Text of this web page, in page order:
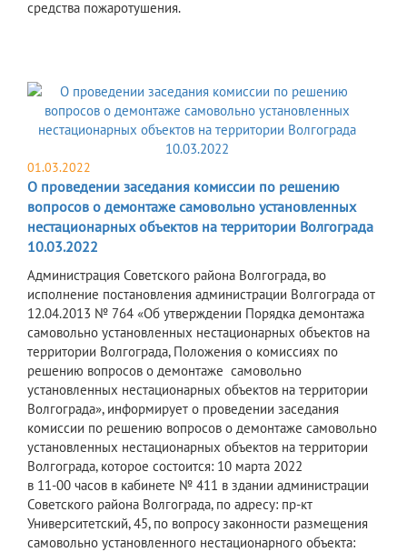
средства пожаротушения.
01.03.2022
О проведении заседания комиссии по решению
вопросов о демонтаже самовольно установленных
нестационарных объектов на территории Волгограда
10.03.2022
​Администрация Советского района Волгограда, во
исполнение постановления администрации Волгограда от
12.04.2013 № 764 «Об утверждении Порядка демонтажа
самовольно установленных нестационарных объектов на
территории Волгограда, Положения о комиссиях по
решению вопросов о демонтаже самовольно
установленных нестационарных объектов на территории
Волгограда», информирует о проведении заседания
комиссии по решению вопросов о демонтаже самовольно
установленных нестационарных объектов на территории
Волгограда, которое состоится: 10 марта 2022
в 11-00 часов в кабинете № 411 в здании администрации
Советского района Волгограда, по адресу: пр-кт
Университетский, 45, по вопросу законности размещения
самовольно установленного нестационарного объекта: